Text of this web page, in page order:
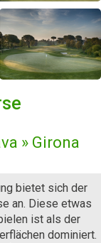
» Girona
bietet sich der
an. Diese etwas
ist als der
dominiert.